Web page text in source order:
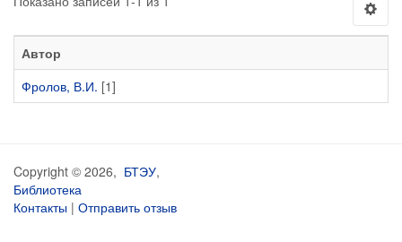
Автор
Фролов, В.И. [1]
Copyright © 2026, БТЭУ,
Библиотека
Контакты | Отправить отзыв